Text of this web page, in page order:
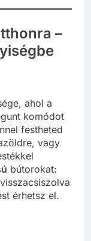
–
ahol a
komódot
festheted
vagy
bútorokat:
érhetsz el.